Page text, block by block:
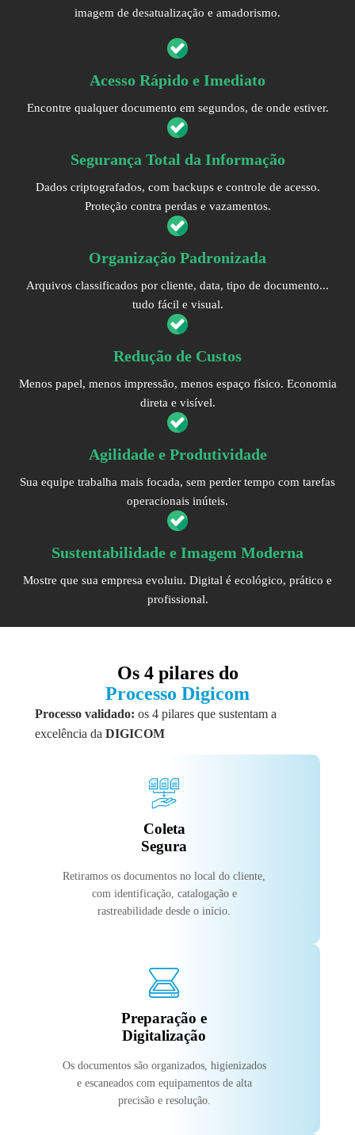
imagem de desatualização e amadorismo.
Acesso Rápido e Imediato
Encontre qualquer documento em segundos, de onde estiver.
Segurança Total da Informação
Dados criptografados, com backups e controle de acesso.
Proteção contra perdas e vazamentos.
Organização Padronizada
Arquivos classificados por cliente, data, tipo de documento...
tudo fácil e visual.
Redução de Custos
Menos papel, menos impressão, menos espaço físico. Economia
direta e visível.
Agilidade e Produtividade
Sua equipe trabalha mais focada, sem perder tempo com tarefas
operacionais inúteis.
Sustentabilidade e Imagem Moderna
Mostre que sua empresa evoluiu. Digital é ecológico, prático e
profissional.
Os 4 pilares do
Processo Digicom
Processo validado: os 4 pilares que sustentam a
excelência da DIGICOM
Coleta
Segura
Retiramos os documentos no local do cliente,
com identificação, catalogação e
rastreabilidade desde o início.
Preparação e
Digitalização
Os documentos são organizados, higienizados
e escaneados com equipamentos de alta
precisão e resolução.